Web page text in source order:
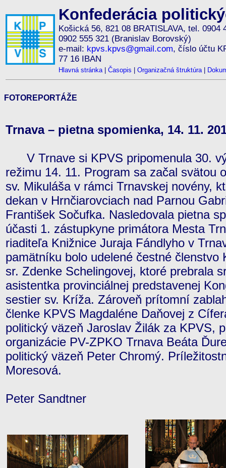
Konfederácia
Košická 56, 821 08 BRATISLAVA, tel. 0904
0902 555 321 (Branislav Borovský)
e-mail: kpvs.kpvs@gmail.com, číslo účtu
77 16 IBAN
Hlavná stránka| Časopis Organizačná štruktúra|
FOTOREPORTÁŽE
Trnava – pietna spomienka, 14. 11.
V Trnave si KPVS pripomenula 30.
režimu 14. 11. Program sa začal svätou
sv. Mikuláša v rámci Trnavskej novény,
dekan v Hrnčiarovciach nad Parnou
František Sočufka. Nasledovala pietna
účasti 1. zástupkyne primátora Mesta
riaditeľa Knižnice Juraja Fándlyho v
pamätníku bolo udelené čestné členstvo
sr. Zdenke Schelingovej, ktoré prebrala
asistentka provinciálnej predstavenej
sestier sv. Kríža. Zároveň prítomní
členke KPVS Magdaléne Daňovej z
politický väzeň Jaroslav Žilák za KPVS,
organizácie PV-ZPKO Trnava Beáta
politický väzeň Peter Chromý.
Moresová.
Peter Sandtner